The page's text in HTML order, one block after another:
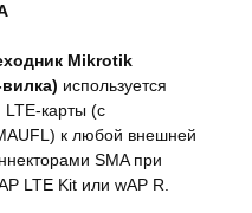
Mikrotik
используется
карты (с
к любой внешней
SMA при
LTE Kit или wAP R.